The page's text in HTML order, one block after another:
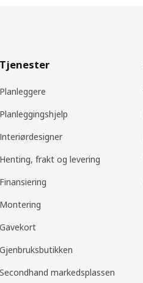
Tjenester
Planleggere
Planleggingshjelp
Interiørdesigner
Henting, frakt og levering
Finansiering
Montering
Gavekort
Gjenbruksbutikken
Secondhand markedsplassen